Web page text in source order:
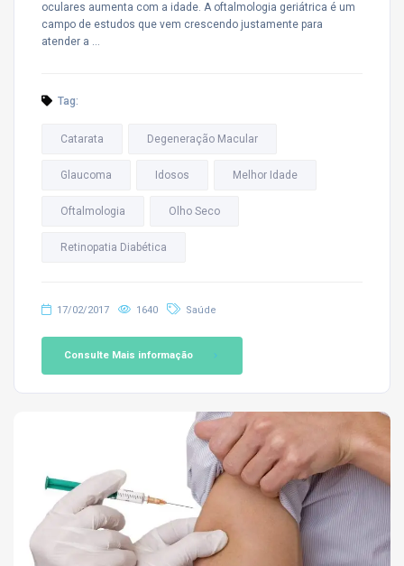
oculares aumenta com a idade. A oftalmologia geriátrica é um
campo de estudos que vem crescendo justamente para
atender a …
Tag:
Catarata Degeneração Macular
Glaucoma Idosos Melhor Idade
Oftalmologia Olho Seco
Retinopatia Diabética
17/02/2017 1640 Saúde
Consulte Mais informação